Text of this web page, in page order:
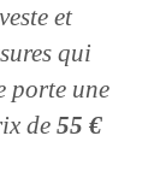
et
qui
porte une
de 55 €